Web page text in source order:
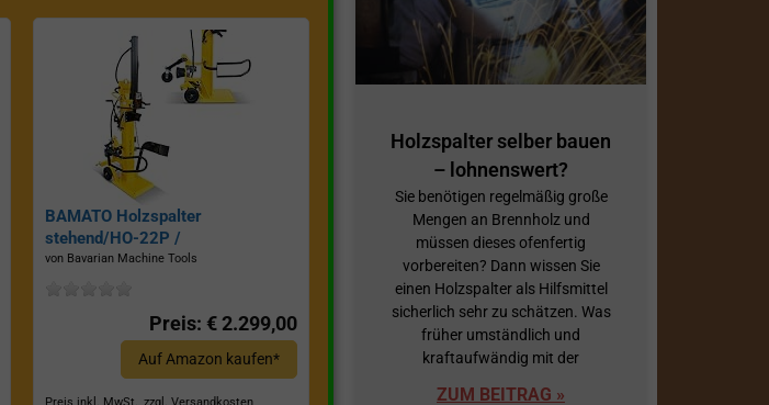
BAMATO Holzspalter
stehend/HO-22P /
Zapfwellenantrieb, Inkl.
von Bavarian Machine Tools
Preis: € 2.299,00
Auf Amazon kaufen*
Holzspalter selber bauen
– lohnenswert?
Sie benötigen regelmäßig große
Mengen an Brennholz und
müssen dieses ofenfertig
vorbereiten? Dann wissen Sie
einen Holzspalter als Hilfsmittel
sicherlich sehr zu schätzen. Was
früher umständlich und
kraftaufwändig mit der
ZUM BEITRAG »